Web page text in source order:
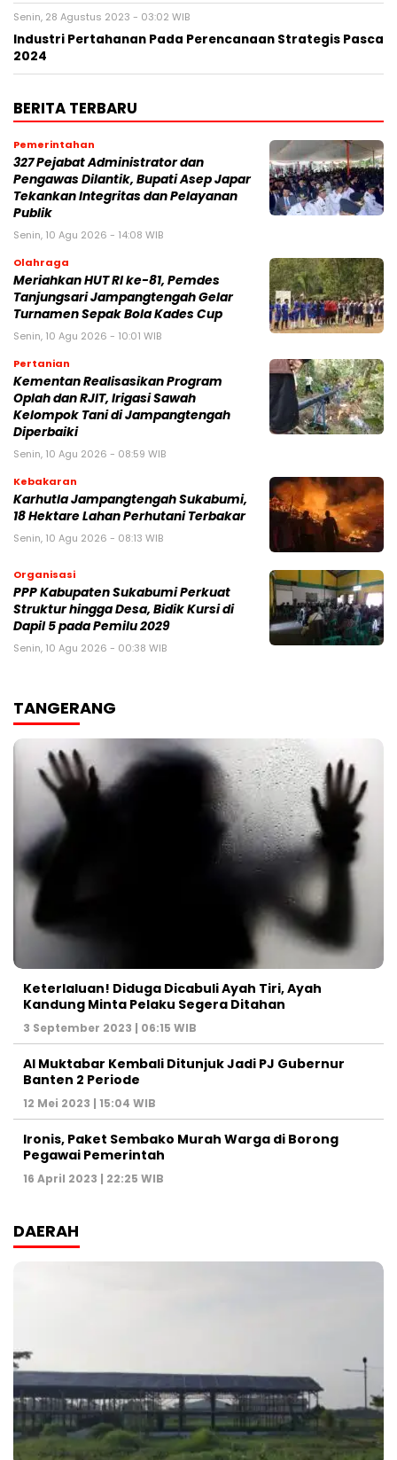
Senin, 28 Agustus 2023 - 03:02 WIB
Industri Pertahanan Pada Perencanaan Strategis Pasca
2024
BERITA TERBARU
Pemerintahan
327 Pejabat Administrator dan
Pengawas Dilantik, Bupati Asep Japar
Tekankan Integritas dan Pelayanan
Publik
Senin, 10 Agu 2026 - 14:08 WIB
Olahraga
Meriahkan HUT RI ke-81, Pemdes
Tanjungsari Jampangtengah Gelar
Turnamen Sepak Bola Kades Cup
Senin, 10 Agu 2026 - 10:01 WIB
Pertanian
Kementan Realisasikan Program
Oplah dan RJIT, Irigasi Sawah
Kelompok Tani di Jampangtengah
Diperbaiki
Senin, 10 Agu 2026 - 08:59 WIB
Kebakaran
‎Karhutla Jampangtengah Sukabumi,
18 Hektare Lahan Perhutani Terbakar
Senin, 10 Agu 2026 - 08:13 WIB
Organisasi
PPP Kabupaten Sukabumi Perkuat
Struktur hingga Desa, Bidik Kursi di
Dapil 5 pada Pemilu 2029
Senin, 10 Agu 2026 - 00:38 WIB
TANGERANG
Keterlaluan! Diduga Dicabuli Ayah Tiri, Ayah
Kandung Minta Pelaku Segera Ditahan
3 September 2023 | 06:15 WIB
Al Muktabar Kembali Ditunjuk Jadi PJ Gubernur
Banten 2 Periode
12 Mei 2023 | 15:04 WIB
Ironis, Paket Sembako Murah Warga di Borong
Pegawai Pemerintah
16 April 2023 | 22:25 WIB
DAERAH